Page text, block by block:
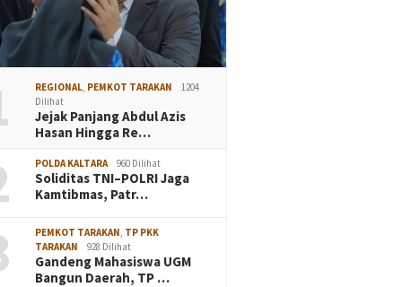
REGIONAL PEMKOT TARAKAN
1204
Dilihat
Jejak Panjang Abdul Azis
Hasan Hingga Re…
POLDA KALTARA 960 Dilihat
Soliditas TNI–POLRI Jaga
Kamtibmas, Patr…
PEMKOT TARAKAN TP PKK
TARAKAN
928 Dilihat
Gandeng Mahasiswa UGM
Bangun Daerah, TP …